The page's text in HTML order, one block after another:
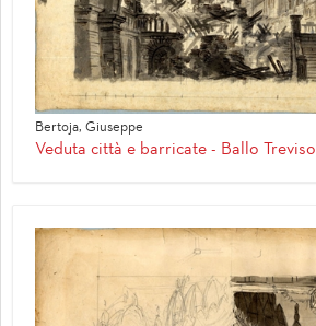
Bertoja, Giuseppe
Veduta città e barricate - Ballo Treviso